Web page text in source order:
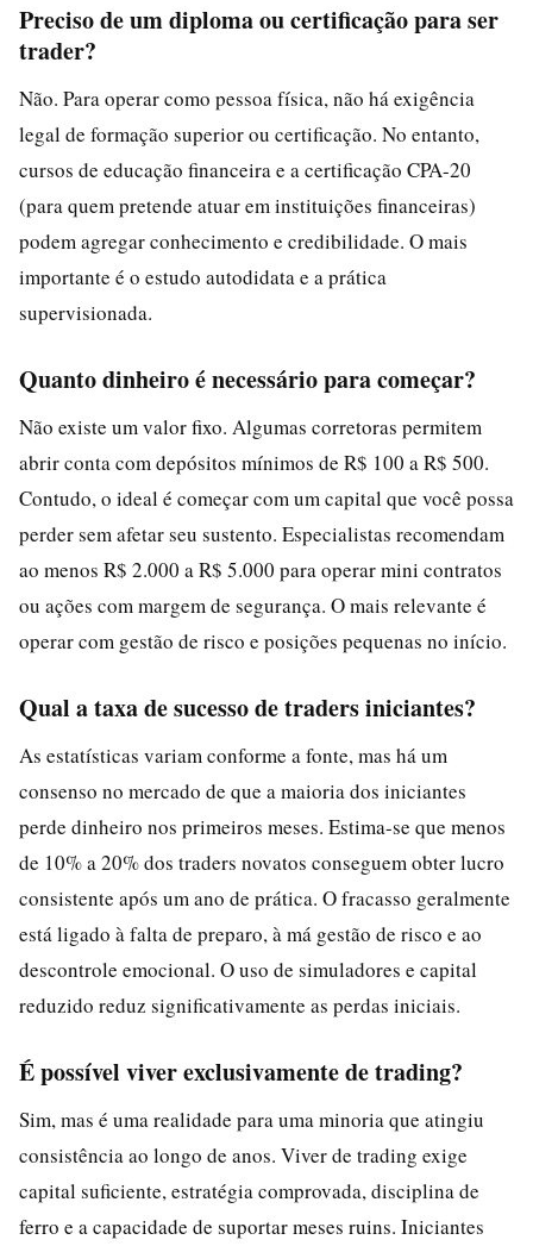
Preciso de um diploma ou certificação para ser
trader?
Não. Para operar como pessoa física, não há exigência
legal de formação superior ou certificação. No entanto,
cursos de educação financeira e a certificação CPA-20
(para quem pretende atuar em instituições financeiras)
podem agregar conhecimento e credibilidade. O mais
importante é o estudo autodidata e a prática
supervisionada.
Quanto dinheiro é necessário para começar?
Não existe um valor fixo. Algumas corretoras permitem
abrir conta com depósitos mínimos de R$ 100 a R$ 500.
Contudo, o ideal é começar com um capital que você possa
perder sem afetar seu sustento. Especialistas recomendam
ao menos R$ 2.000 a R$ 5.000 para operar mini contratos
ou ações com margem de segurança. O mais relevante é
operar com gestão de risco e posições pequenas no início.
Qual a taxa de sucesso de traders iniciantes?
As estatísticas variam conforme a fonte, mas há um
consenso no mercado de que a maioria dos iniciantes
perde dinheiro nos primeiros meses. Estima-se que menos
de 10% a 20% dos traders novatos conseguem obter lucro
consistente após um ano de prática. O fracasso geralmente
está ligado à falta de preparo, à má gestão de risco e ao
descontrole emocional. O uso de simuladores e capital
reduzido reduz significativamente as perdas iniciais.
É possível viver exclusivamente de trading?
Sim, mas é uma realidade para uma minoria que atingiu
consistência ao longo de anos. Viver de trading exige
capital suficiente, estratégia comprovada, disciplina de
ferro e a capacidade de suportar meses ruins. Iniciantes